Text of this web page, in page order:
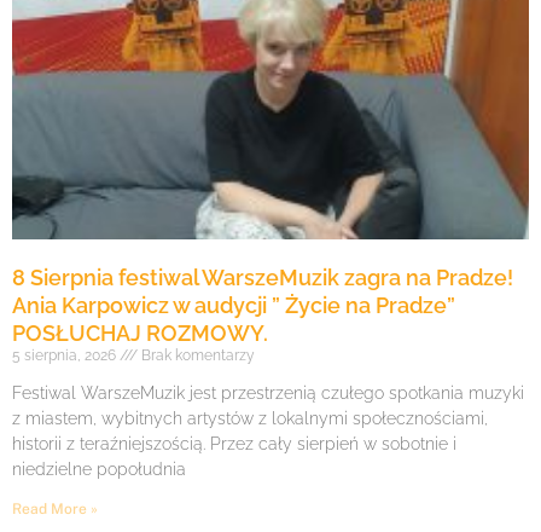
8 Sierpnia festiwal WarszeMuzik zagra na Pradze!
Ania Karpowicz w audycji ” Życie na Pradze”
POSŁUCHAJ ROZMOWY.
5 sierpnia, 2026 Brak komentarzy
Festiwal WarszeMuzik jest przestrzenią czułego spotkania muzyki
z miastem, wybitnych artystów z lokalnymi społecznościami,
historii z teraźniejszością. Przez cały sierpień w sobotnie i
niedzielne popołudnia
Read More »